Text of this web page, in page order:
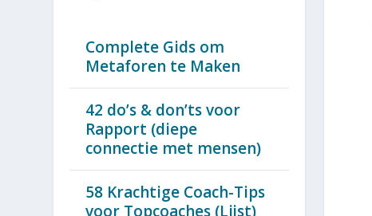
Complete Gids om
Metaforen te Maken
42 do’s & don’ts voor
Rapport (diepe
connectie met mensen)
58 Krachtige Coach-Tips
voor Topcoaches (Lijst)